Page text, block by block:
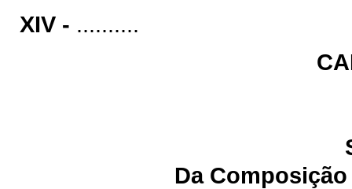
XIV - ..........
Da